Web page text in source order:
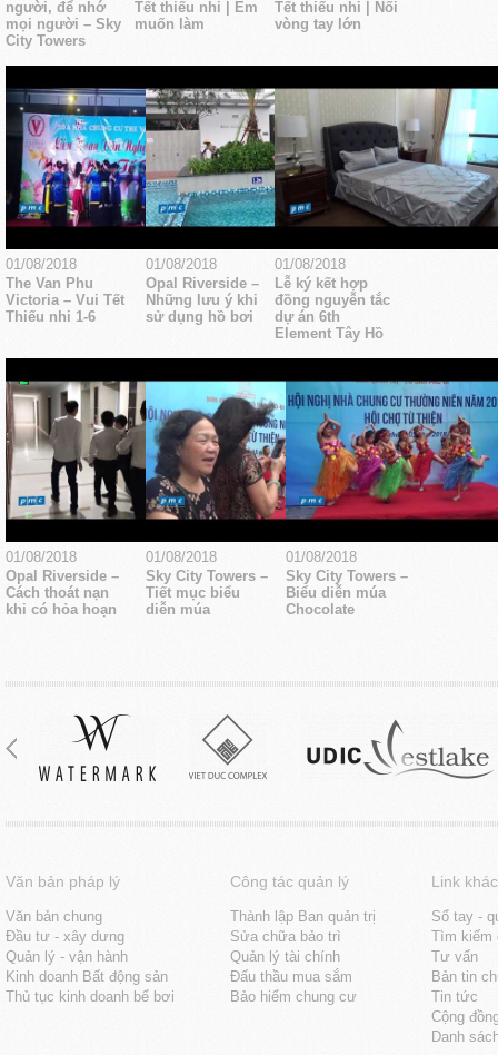
người, để nhớ
mọi người – Sky
City Towers
Tết thiếu nhi | Em
muốn làm
Tết thiếu nhi | Nối
vòng tay lớn
01/08/2018
The Van Phu
Victoria – Vui Tết
Thiếu nhi 1-6
01/08/2018
Opal Riverside –
Những lưu ý khi
sử dụng hồ bơi
01/08/2018
Lễ ký kết hợp
đồng nguyễn tắc
dự án 6th
Element Tây Hồ
01/08/2018
Opal Riverside –
Cách thoát nạn
khi có hỏa hoạn
01/08/2018
Sky City Towers –
Tiết mục biểu
diễn múa
01/08/2018
Sky City Towers –
Biểu diễn múa
Chocolate
Văn bản pháp lý
Văn bản chung
Đầu tư - xây dưng
Quản lý - vận hành
Kinh doanh Bất động sản
Thủ tục kinh doanh bể bơi
Công tác quản lý
Thành lập Ban quản trị
Sửa chữa bảo trì
Quản lý tài chính
Đấu thầu mua sắm
Bảo hiểm chung cư
Link khác
Sổ tay -
Tìm kiếm
Tư vấn
Bản tin
Tin tức
Cộng
Danh